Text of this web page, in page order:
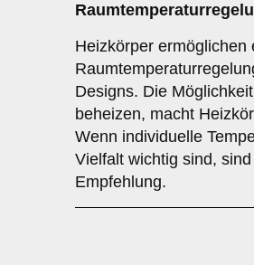
Heizkörper ermöglichen
Designs. Die
beheizen, macht
Wenn individuelle
Vielfalt wichtig sind,
Empfehlung.